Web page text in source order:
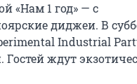
«Нам 1 год» — с
диджеи. В
Industrial
ждут